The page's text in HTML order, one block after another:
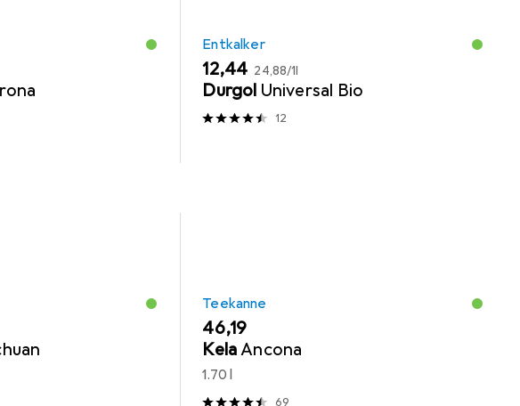
Entkalker
EUR
12,44 EUR
24,88/1l
Durgol Universal Bio
12
Teekanne
EUR
46,19
KelaAncona
1.70 l
69